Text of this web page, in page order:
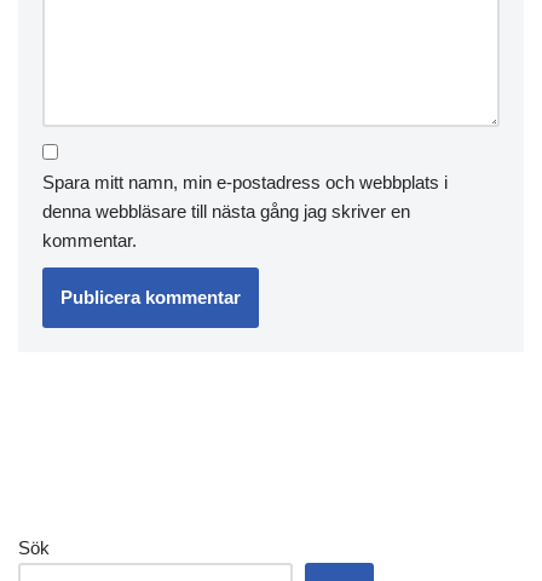
Spara mitt namn, min e-postadress och webbplats i
denna webbläsare till nästa gång jag skriver en
kommentar.
Sök